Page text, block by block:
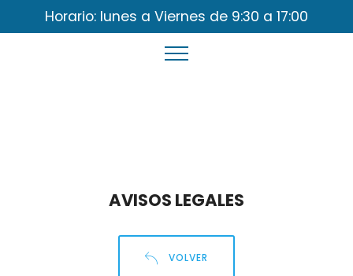
Horario: lunes a Viernes de 9:30 a 17:00
AVISOS LEGALES
VOLVER